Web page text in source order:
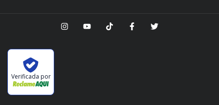
Verificada por